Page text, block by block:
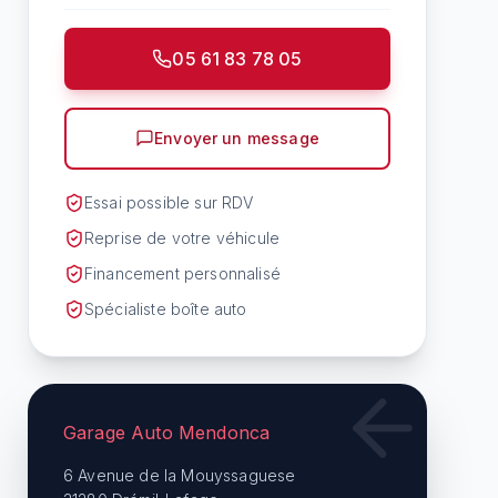
05 61 83 78 05
Envoyer un message
Essai possible sur RDV
Reprise de votre véhicule
Financement personnalisé
Spécialiste boîte auto
Garage Auto Mendonca
6 Avenue de la Mouyssaguese